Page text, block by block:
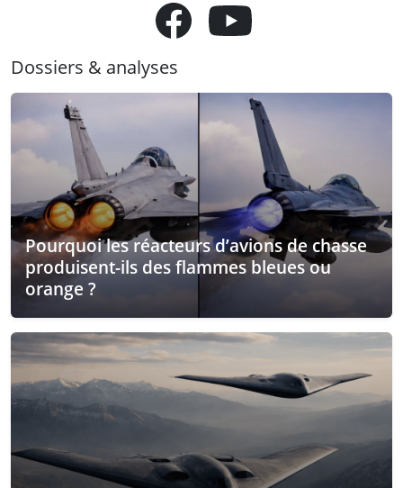
Dossiers & analyses
Pourquoi les réacteurs d’avions de chasse
produisent-ils des flammes bleues ou
orange ?